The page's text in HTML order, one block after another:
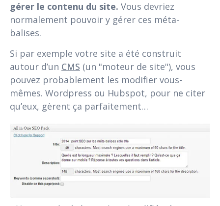
gérer le contenu du site. Vous devriez
normalement pouvoir y gérer ces méta-
balises.
Si par exemple votre site a été construit
autour d’un CMS (un "moteur de site"), vous
pouvez probablement les modifier vous-
mêmes. Wordpress ou Hubspot, pour ne citer
qu’eux, gèrent ça parfaitement…